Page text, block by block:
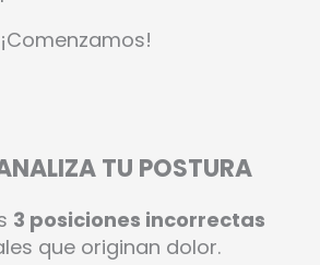
¡Comenzamos!
TU POSTURA
3 posiciones incorrectas
que originan dolor.